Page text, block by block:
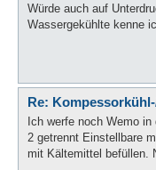
Würde auch auf
Wassergekühlte kenne
Re:
Ich werfe noch Wemo
2 getrennt Einstellbare
mit Kältemittel befüllen.